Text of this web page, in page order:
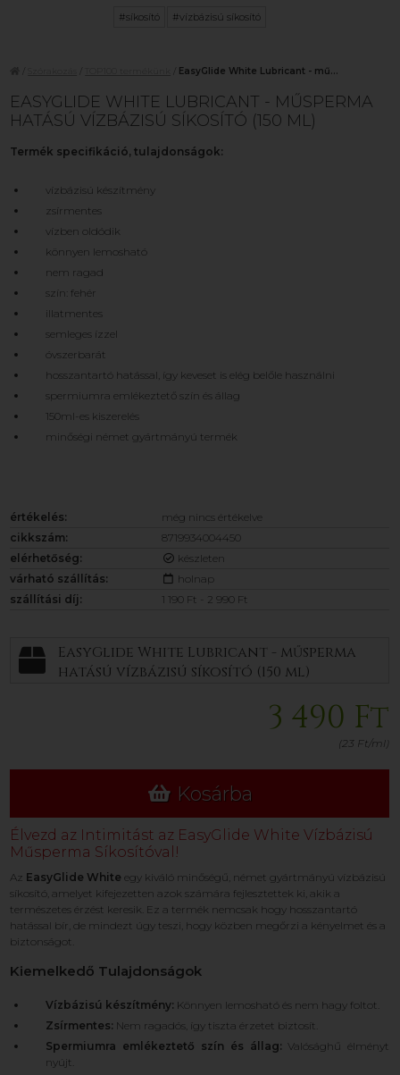
#síkosító #vízbázisú síkosító
EasyGlide White Lubricant - mű...
EASYGLIDE WHITE LUBRICANT - MŰSPERMA
HATÁSÚ VÍZBÁZISÚ SÍKOSÍTÓ (150 ML)
Termék specifikáció, tulajdonságok:
vízbázisú készítmény
zsírmentes
vízben oldódik
könnyen lemosható
nem ragad
szín: fehér
illatmentes
semleges ízzel
óvszerbarát
hosszantartó hatással, így keveset is elég belőle használni
spermiumra emlékeztető szín és állag
150ml-es kiszerelés
minőségi német gyártmányú termék
értékelés:
még nincs értékelve
cikkszám:
8719934004450
elérhetőség:
készleten
várható szállítás:
holnap
szállítási díj:
1 190 Ft - 2 990 Ft
EasyGlide White Lubricant - műsperma
hatású vízbázisú síkosító (150 ml)
3 490 Ft
(23 Ft/ml)
Kosárba
Élvezd az Intimitást az EasyGlide White Vízbázisú
Műsperma Síkosítóval!
Az EasyGlide White egy kiváló minőségű, német gyártmányú vízbázisú
síkosító, amelyet kifejezetten azok számára fejlesztettek ki, akik a
természetes érzést keresik. Ez a termék nemcsak hogy hosszantartó
hatással bír, de mindezt úgy teszi, hogy közben megőrzi a kényelmet és a
biztonságot.
Kiemelkedő Tulajdonságok
Vízbázisú készítmény: Könnyen lemosható és nem hagy foltot.
Zsírmentes: Nem ragadós, így tiszta érzetet biztosít.
Spermiumra emlékeztető szín és állag: Valósághű élményt
nyújt.